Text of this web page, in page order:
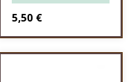
Regulärer Preis:
5,50 €